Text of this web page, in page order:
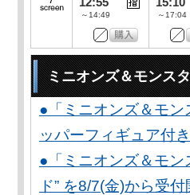
～14:49 ～17:04
ミニオンズ＆モンス
●「ミニオンズ＆モ
ッパーフィギュア付
●「ミニオンズ＆モ
ド” を8/7(金)から受付